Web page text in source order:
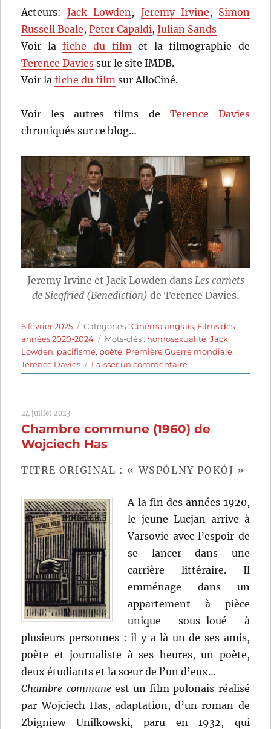
Acteurs:Jack Lowden, Jeremy Irvine, Simon
Russell Beale,Peter Capaldi,Julian Sands
Voir lafiche du filmet la filmographie de
Terence Davies sur le site IMDB.
Voir lafiche du film sur AlloCiné.
Voir les autres films de Terence Davies
chroniqués sur ce blog…
Jeremy Irvine et Jack Lowden dans Les carnets
de Siegfried (Benediction) de Terence Davies.
Publié
le
6 février 2025 Catégories
Catégories :Cinéma anglais, Films des
années 2020-2024
Étiquettes
Mots-clés : homosexualité,Jack
Lowden, pacifisme, poète, Première Guerre mondiale,
Terence Davies
Laisser un commentairesur
Les
(2021)
Davies
24 juillet 2023
Chambre commune (1960) de
Wojciech Has
TITRE ORIGINAL : « WSPÓLNY POKÓJ »
A la fin des années 1920,
le jeune Lucjan arrive à
Varsovie avec l’espoir de
se lancer dans une
carrière littéraire. Il
emménage dans un
appartement à pièce
unique sous-loué à
plusieurs personnes : il y a là un de ses amis,
poète et journaliste à ses heures, un poète,
deux étudiants et la sœur de l’un d’eux…
Chambre communeest un film polonais réalisé
par Wojciech Has, adaptation, d’un roman de
Zbigniew Unilkowski, paru en 1932, qui